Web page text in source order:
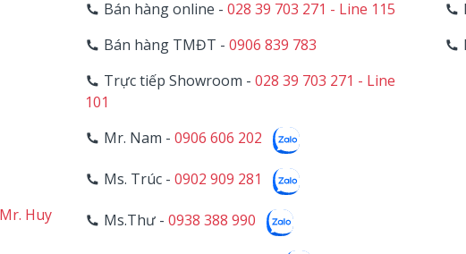
Huy
Bán hàng online -028 39 703 271 - Line 115
Bán hàng TMĐT -0906 839 783
Trực tiếp Showroom -028 39 703 271 - Line
101
Mr. Nam -0906 606 202
Ms. Trúc -0902 909 281
Ms.Thư -0938 388 990